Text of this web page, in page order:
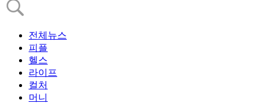
전체뉴스
피플
헬스
라이프
컬처
머니